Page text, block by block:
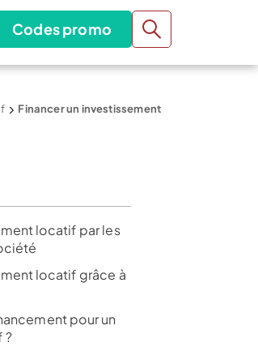
Codes promo
Financer un investissement
locatif par les
locatif grâce à
pour un
?